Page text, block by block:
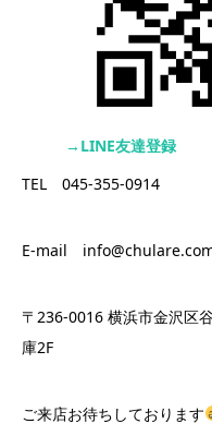
→LINE友達登録
TEL 045-355-0914
E-mail
〒236-0016 横浜市金沢区
庫2F
ご来店お待ちしております